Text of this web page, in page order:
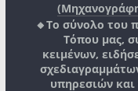
🔸Το σύνολο του
Τόπου μας,
κειμένων,
υπηρεσιών και